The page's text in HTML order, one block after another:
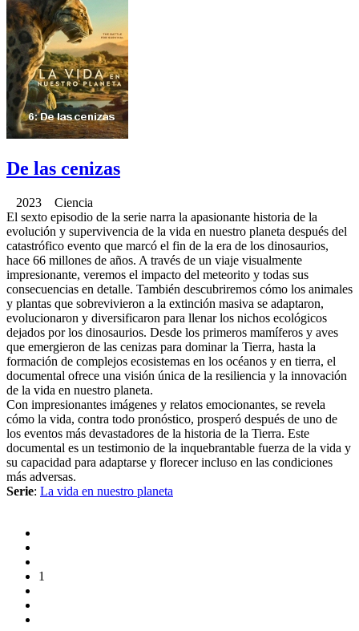
De las cenizas
2023 Ciencia
El sexto episodio de la serie narra la apasionante historia de la
evolución y supervivencia de la vida en nuestro planeta después del
catastrófico evento que marcó el fin de la era de los dinosaurios,
hace 66 millones de años. A través de un viaje visualmente
impresionante, veremos el impacto del meteorito y todas sus
consecuencias en detalle. También descubriremos cómo los animales
y plantas que sobrevivieron a la extinción masiva se adaptaron,
evolucionaron y diversificaron para llenar los nichos ecológicos
dejados por los dinosaurios. Desde los primeros mamíferos y aves
que emergieron de las cenizas para dominar la Tierra, hasta la
formación de complejos ecosistemas en los océanos y en tierra, el
documental ofrece una visión única de la resiliencia y la innovación
de la vida en nuestro planeta.
Con impresionantes imágenes y relatos emocionantes, se revela
cómo la vida, contra todo pronóstico, prosperó después de uno de
los eventos más devastadores de la historia de la Tierra. Este
documental es un testimonio de la inquebrantable fuerza de la vida y
su capacidad para adaptarse y florecer incluso en las condiciones
más adversas.
Serie: La vida en nuestro planeta
1